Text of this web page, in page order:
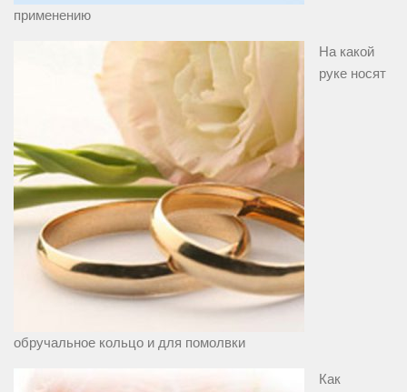
применению
На какой
руке носят
обручальное кольцо и для помолвки
Как